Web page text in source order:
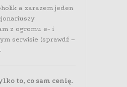
a zarazem jeden
z ogromu e- i
serwisie (sprawdź –
to, co sam cenię.